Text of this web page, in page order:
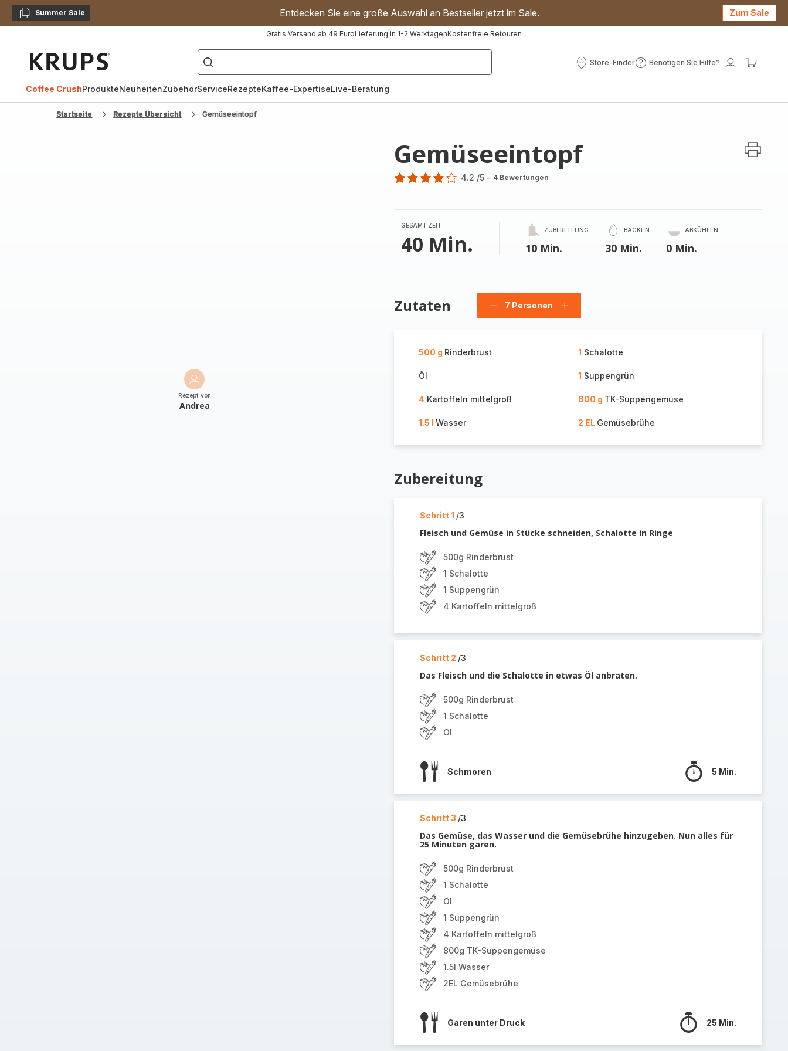
KopierenSummer Sale Entdecken Sie eine große Auswahl an Bestseller jetzt im Sale. Zum Sale
Gratis Versand ab 49 EuroLieferung in 1-2 WerktagenKostenfreie Retouren
["Kaffeevollautomat","Handmixer","Waffeleisen"]
Store-Finder
Store-
Benötigen Sie Hilfe?
Benötigen
Mein
Coffee CrushProdukteNeuheitenZubehörServiceRezepteKaffee-ExpertiseLive-Beratung
Startseite Rezepte Übersicht Gemüseeintopf
Rezept von
Andrea
Gemüseeintopf
4.2 /5 - 4 Bewertungen
GESAMTZEIT
40 Min.
ZUBEREITUNG
10 Min.
BACKEN
30 Min.
ABKÜHLEN
0 Min.
Zutaten
Personen
7 Personen
Personen
500 g Rinderbrust 1 Schalotte
Öl 1 Suppengrün
4Kartoffeln mittelgroß 800 g TK-Suppengemüse
1.5 l Wasser 2 EL Gemüsebrühe
Zubereitung
Schritt 1 /3
Fleisch und Gemüse in Stücke schneiden, Schalotte in Ringe
500g Rinderbrust
1 Schalotte
1 Suppengrün
4 Kartoffeln mittelgroß
Schritt 2 /3
Das Fleisch und die Schalotte in etwas Öl anbraten.
500g Rinderbrust
1 Schalotte
Öl
Schmoren 5 Min.
Schritt 3 /3
Das Gemüse, das Wasser und die Gemüsebrühe hinzugeben. Nun alles für
25 Minuten garen.
500g Rinderbrust
1 Schalotte
Öl
1 Suppengrün
4 Kartoffeln mittelgroß
800g TK-Suppengemüse
1.5l Wasser
2EL Gemüsebrühe
Garen unter Druck 25 Min.